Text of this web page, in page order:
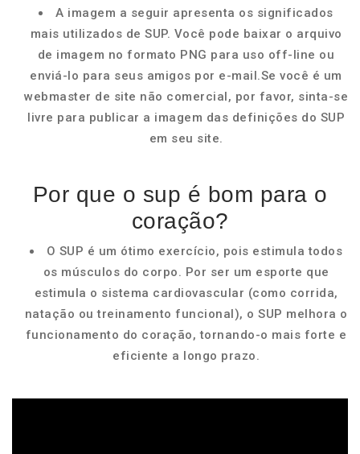
A imagem a seguir apresenta os significados
mais utilizados de SUP. Você pode baixar o arquivo
de imagem no formato PNG para uso off-line ou
enviá-lo para seus amigos por e-mail.Se você é um
webmaster de site não comercial, por favor, sinta-se
livre para publicar a imagem das definições do SUP
em seu site.
Por que o sup é bom para o
coração?
O SUP é um ótimo exercício, pois estimula todos
os músculos do corpo. Por ser um esporte que
estimula o sistema cardiovascular (como corrida,
natação ou treinamento funcional), o SUP melhora o
funcionamento do coração, tornando-o mais forte e
eficiente a longo prazo.